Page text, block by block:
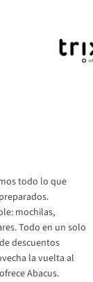
todo lo que
mochilas,
Todo en un solo
descuentos
la vuelta al
Abacus.